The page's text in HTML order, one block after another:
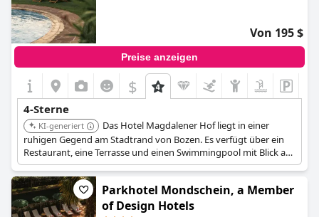
Von 195 $
Preise anzeigen
$
4-Sterne
KI-generiert
Das Hotel Magdalener Hof liegt in einer
ruhigen Gegend am Stadtrand von Bozen. Es verfügt über ein
Restaurant, eine Terrasse und einen Swimmingpool mit Blick auf
die Dolomiten. Das Hotel bietet kostenlose Parkplätze und eine
ruhige Umgebung.
Parkhotel Mondschein, a Member
of Design Hotels